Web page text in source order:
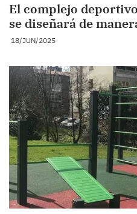
El complejo
se diseñará de
18/JUN/2025